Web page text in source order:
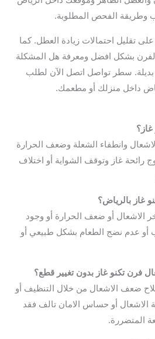
وطريقة الفحص المطلوبة.
تقليل احتمالات زيادة العطل. كما
بشكل افضل ومعرفة هل المشكلة
سطر تواصل اتصل الآن لطلب
داخل منزلك أو مطعمك.
وانطفاء الشعلة وضعف الحرارة
رائحة غاز وتوقف الشواية أو اختلاف
غاز بالرياض؟
الاشعال أو ضعف الحرارة أو وجود
أو عدم نضج الطعام بشكل طبيعي أو
فرن تكنو غاز بدون تغيير قطع؟
ضعف الاشعال من خلال التنظيف أو
الاشعال أو حساس الامان تالف فقد
المتضررة.